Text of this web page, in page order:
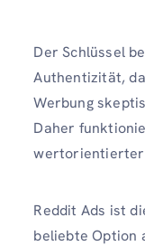
Der Schlüssel
Authentizität,
Werbung
Daher
wertorientierter
Reddit Ads ist
beliebte Option